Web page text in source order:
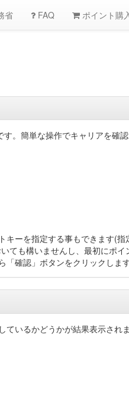
省 FAQ ポイント購
。簡単な操作でキャリアを確認
ーを指定する事もできます(
ても構いませんし、最初にポ
確認」ボタンをクリックします
いるかどうかが結果表示されま